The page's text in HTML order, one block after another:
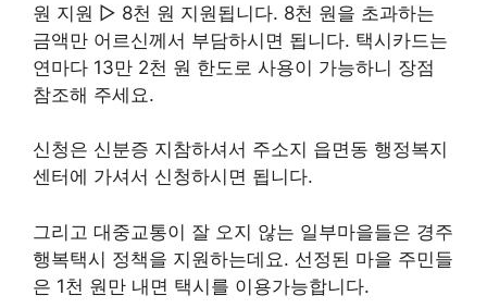
원 지원 ▷ 8천 원 지원됩니다. 8천 원을 초과하는
금액만 어르신께서 부담하시면 됩니다. 택시카드는
연마다 13만 2천 원 한도로 사용이 가능하니 장점
참조해 주세요.
신청은 신분증 지참하셔서 주소지 읍면동 행정복지
센터에 가셔서 신청하시면 됩니다.
그리고 대중교통이 잘 오지 않는 일부마을들은 경주
행복택시 정책을 지원하는데요. 선정된 마을 주민들
은 1천 원만 내면 택시를 이용가능합니다.